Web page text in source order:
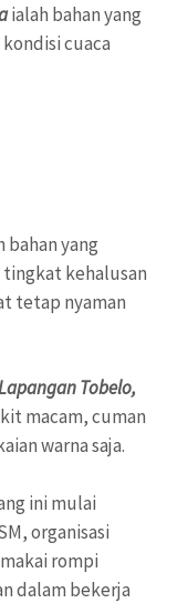
ialah bahan yang
cuaca
yang
kehalusan
tetap nyaman
Tobelo,
macam, cuman
warna saja.
ini mulai
organisasi
rompi
dalam bekerja